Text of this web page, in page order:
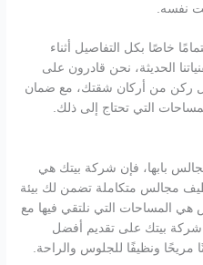
نفسه.
خاصًا بكل التفاصيل أثناء
الحديثة، نحن قادرون على
ركن من أركان شقتك، مع ضمان
التي تحتاج إلى ذلك.
بابها، فإن شركة بيتك هي
مجالس متكاملة تضمن لك بيئة
المساحات التي نلتقي فيها مع
شركة بيتك على تقديم أفضل
ونظيفًا للجلوس والراحة.